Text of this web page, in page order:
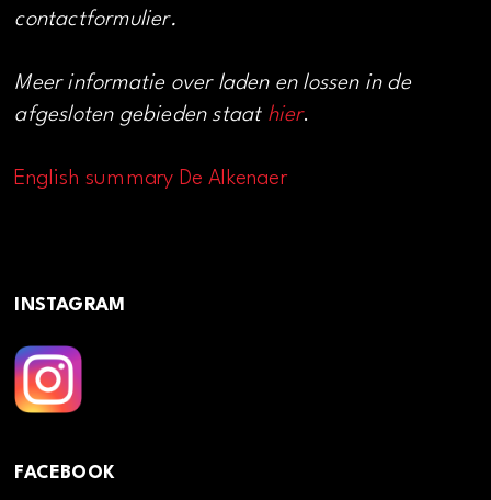
contactformulier.
Meer informatie over laden en lossen in de
afgesloten gebieden staat hier.
English summary De Alkenaer
INSTAGRAM
FACEBOOK